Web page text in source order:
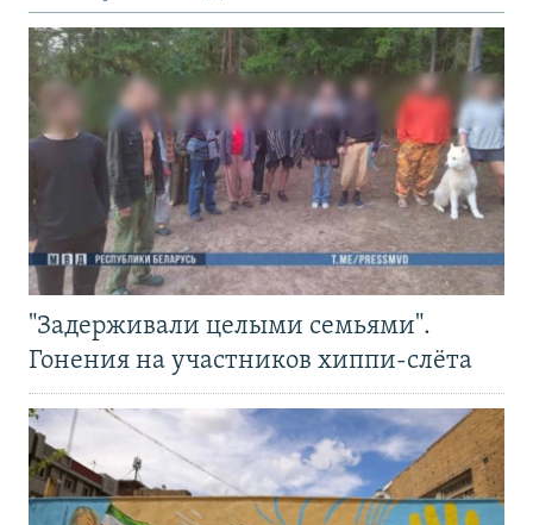
"Задерживали целыми семьями".
Гонения на участников хиппи-слёта